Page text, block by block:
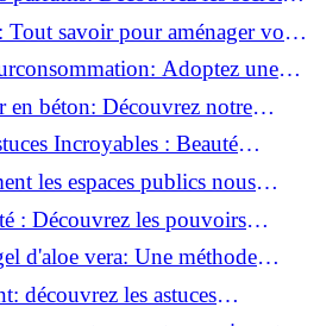
Tout savoir pour aménager votre
Adoptez une
en béton: Découvrez notre
Incroyables : Beauté
!
les espaces publics nous
actifs : Révélations surprenantes!
: Découvrez les pouvoirs
d'aloe vera: Une méthode
maison!
découvrez les astuces
nettoyage parfait!